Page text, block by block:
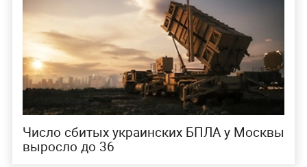
Число сбитых украинских БПЛА у Москвы
выросло до 36